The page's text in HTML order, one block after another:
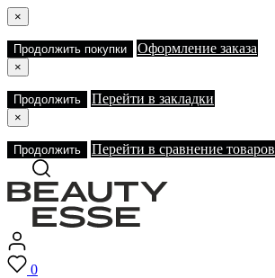
×
Продолжить покупки Оформление заказа
×
Продолжить Перейти в закладки
×
Продолжить Перейти в сравнение товаров
0